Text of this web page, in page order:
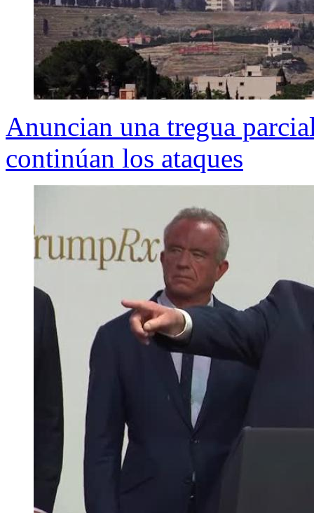
Anuncian una tregua
continúan los ataques